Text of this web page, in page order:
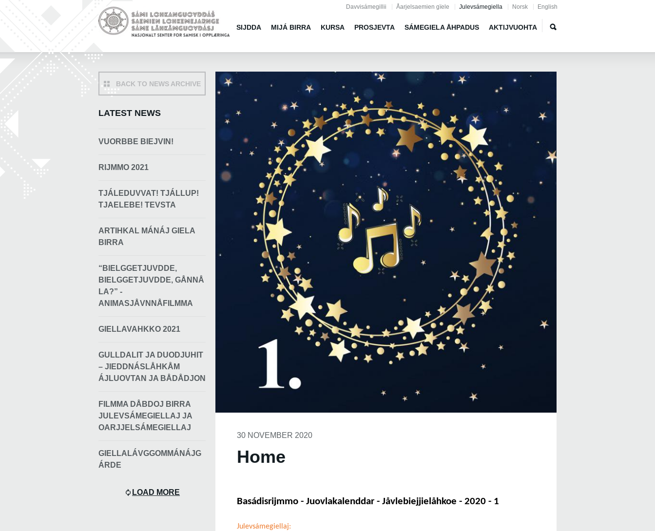
Jump to navigationDavvisámegillii Åarjelsaemien gïele Julevsámegiella Norsk English
SIJDDA MIJÁ BIRRA KURSA PROSJEVTA SÁMEGIELA ÅHPADUS AKTIJVUOHTA
BACK TO NEWS ARCHIVE
LATEST NEWS
VUORBBE BIEJVIN!
RIJMMO 2021
TJÁLEDUVVAT! TJÁLLUP!
TJAELEBE! TEVSTA
ARTIHKAL MÁNÁJ GIELA
BIRRA
“BIELGGETJUVDDE,
BIELGGETJUVDDE, GÅNNÅ
LA?” -
ANIMASJÅVNNÅFILMMA
GIELLAVAHKKO 2021
GULLDALIT JA DUODJUHIT
– JIEDDNÁSLÅHKÅM
ÁJLUOVTAN JA BÅDÅDJON
FILMMA DÅBDOJ BIRRA
JULEVSÁMEGIELLAJ JA
OARJJELSÁMEGIELLAJ
GIELLALÁVGGOMMÁNÁJG
ÁRDE
LOAD MORE
30 NOVEMBER 2020
Home
Basádisrijmmo - Juovlakalenddar - Jåvlebiejjielåhkoe -2020 - 1
Julevsámegiellaj: